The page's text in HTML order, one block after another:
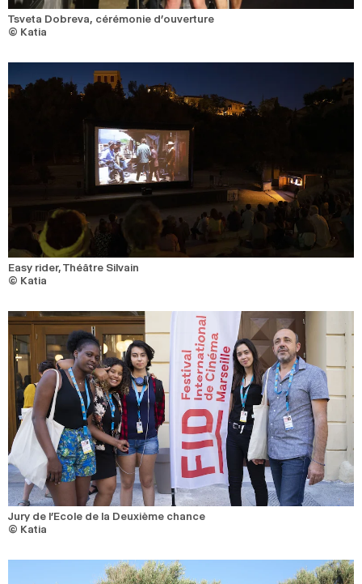
Tsveta Dobreva, cérémonie d’ouverture
© Katia
Easy rider, Théâtre Silvain
© Katia
Jury de l’Ecole de la Deuxième chance
© Katia